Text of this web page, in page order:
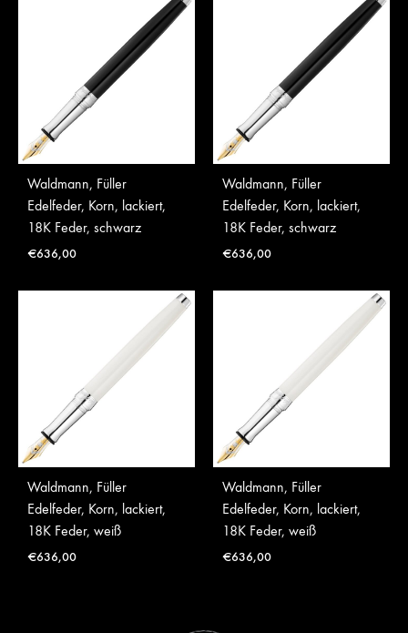
Waldmann, Füller
Edelfeder, Korn, lackiert,
18K Feder, schwarz
€636,00
Waldmann, Füller
Edelfeder, Korn, lackiert,
18K Feder, schwarz
€636,00
Waldmann, Füller
Edelfeder, Korn, lackiert,
18K Feder, weiß
€636,00
Waldmann, Füller
Edelfeder, Korn, lackiert,
18K Feder, weiß
€636,00